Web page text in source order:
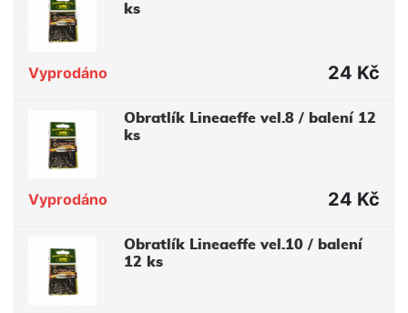
ks
Vyprodáno 24 Kč
Obratlík Lineaeffe vel.8 / balení 12
ks
Vyprodáno 24 Kč
Obratlík Lineaeffe vel.10 / balení
12 ks